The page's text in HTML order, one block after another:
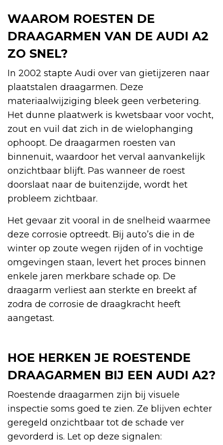
WAAROM ROESTEN DE
DRAAGARMEN VAN DE AUDI A2
ZO SNEL?
In 2002 stapte Audi over van gietijzeren naar
plaatstalen draagarmen. Deze
materiaalwijziging bleek geen verbetering.
Het dunne plaatwerk is kwetsbaar voor vocht,
zout en vuil dat zich in de wielophanging
ophoopt. De draagarmen roesten van
binnenuit, waardoor het verval aanvankelijk
onzichtbaar blijft. Pas wanneer de roest
doorslaat naar de buitenzijde, wordt het
probleem zichtbaar.
Het gevaar zit vooral in de snelheid waarmee
deze corrosie optreedt. Bij auto’s die in de
winter op zoute wegen rijden of in vochtige
omgevingen staan, levert het proces binnen
enkele jaren merkbare schade op. De
draagarm verliest aan sterkte en breekt af
zodra de corrosie de draagkracht heeft
aangetast.
HOE HERKEN JE ROESTENDE
DRAAGARMEN BIJ EEN AUDI A2?
Roestende draagarmen zijn bij visuele
inspectie soms goed te zien. Ze blijven echter
geregeld onzichtbaar tot de schade ver
gevorderd is. Let op deze signalen: